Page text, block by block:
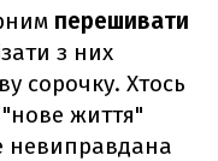
перешивати
з них
сорочку. Хтось
життя"
невиправдана